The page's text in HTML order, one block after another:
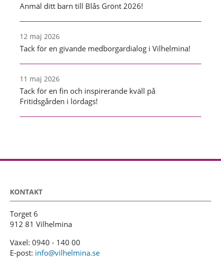
Anmäl ditt barn till Blås Grönt 2026!
12 maj 2026
Tack för en givande medborgardialog i Vilhelmina!
11 maj 2026
Tack för en fin och inspirerande kväll på
Fritidsgården i lördags!
KONTAKT
Torget 6
912 81 Vilhelmina
Växel: 0940 - 140 00
E-post: info@vilhelmina.se